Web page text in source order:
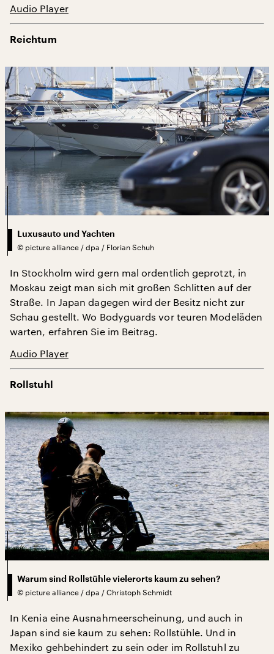
Audio Player
Reichtum
Luxusauto und Yachten
© picture alliance / dpa / Florian Schuh
In Stockholm wird gern mal ordentlich geprotzt, in
Moskau zeigt man sich mit großen Schlitten auf der
Straße. In Japan dagegen wird der Besitz nicht zur
Schau gestellt. Wo Bodyguards vor teuren Modeläden
warten, erfahren Sie im Beitrag.
Audio Player
Rollstuhl
Warum sind Rollstühle vielerorts kaum zu sehen?
© picture alliance / dpa / Christoph Schmidt
In Kenia eine Ausnahmeerscheinung, und auch in
Japan sind sie kaum zu sehen: Rollstühle. Und in
Mexiko gehbehindert zu sein oder im Rollstuhl zu